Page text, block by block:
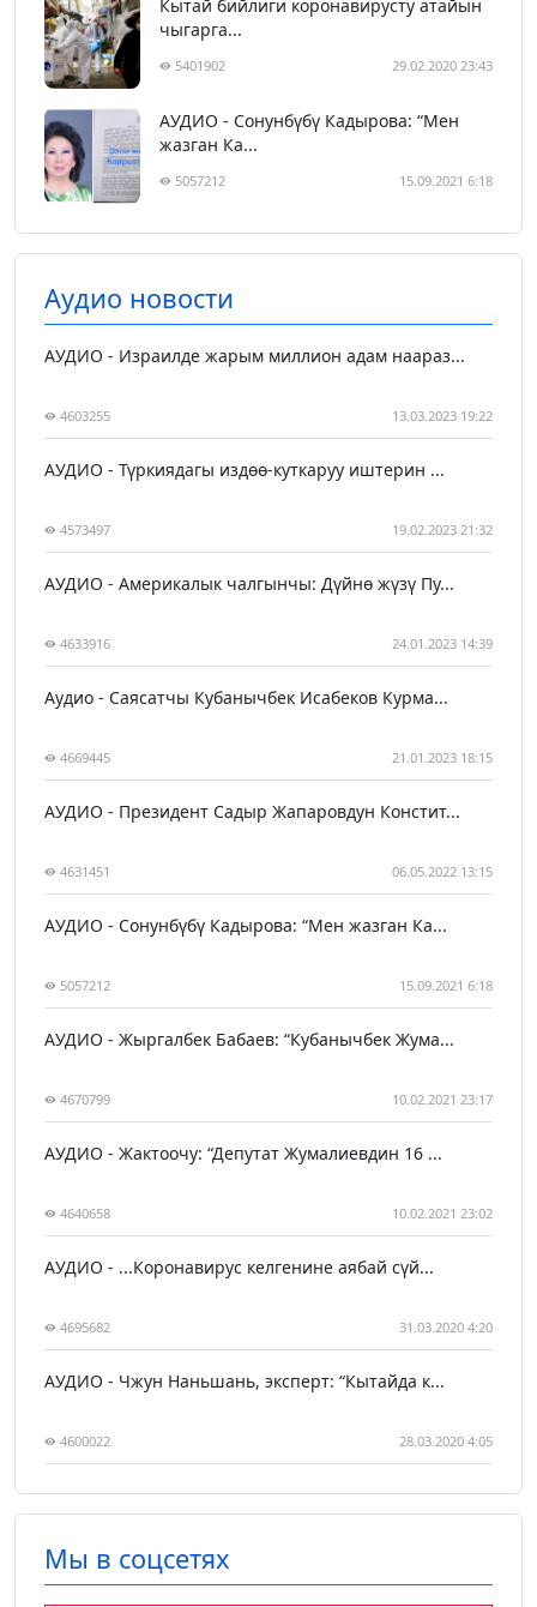
Кытай бийлиги коронавирусту атайын
чыгарга...
5401902 29.02.2020 23:43
АУДИО - Сонунбүбү Кадырова: “Мен
жазган Ка...
5057212 15.09.2021 6:18
Аудио новости
АУДИО - Израилде жарым миллион адам наараз...
4603255 13.03.2023 19:22
АУДИО - Түркиядагы издөө-куткаруу иштерин ...
4573497 19.02.2023 21:32
АУДИО - Америкалык чалгынчы: Дүйнө жүзү Пу...
4633916 24.01.2023 14:39
Аудио - Саясатчы Кубанычбек Исабеков Курма...
4669445 21.01.2023 18:15
АУДИО - Президент Садыр Жапаровдун Констит...
4631451 06.05.2022 13:15
АУДИО - Сонунбүбү Кадырова: “Мен жазган Ка...
5057212 15.09.2021 6:18
АУДИО - Жыргалбек Бабаев: “Кубанычбек Жума...
4670799 10.02.2021 23:17
АУДИО - Жактоочу: “Депутат Жумалиевдин 16 ...
4640658 10.02.2021 23:02
АУДИО - ...Коронавирус келгенине аябай сүй...
4695682 31.03.2020 4:20
АУДИО - Чжун Наньшань, эксперт: “Кытайда к...
4600022 28.03.2020 4:05
Мы в соцсетях